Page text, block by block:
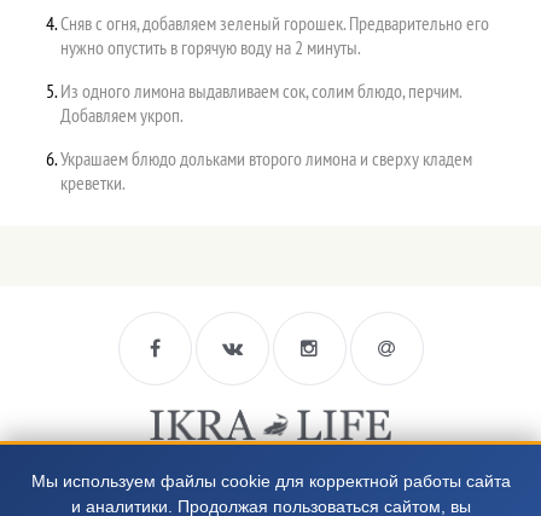
Сняв с огня, добавляем зеленый горошек. Предварительно его
нужно опустить в горячую воду на 2 минуты.
Из одного лимона выдавливаем сок, солим блюдо, перчим.
Добавляем укроп.
Украшаем блюдо дольками второго лимона и сверху кладем
креветки.
8 812 988-66-94
Мы используем файлы cookie для корректной работы сайта
и аналитики. Продолжая пользоваться сайтом, вы